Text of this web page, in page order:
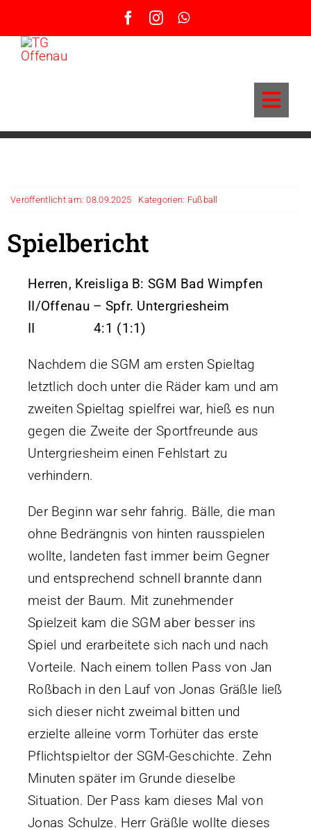
Inhalt
springen
News
BSA – Beachsport-Anlage
Anfahrt & Parken
Termine
Fotos / Videos
100 Jahre TGO
Beiträge
Geschichte
Trikot-Online-Shop
VB: Sponsoren & Partner
Datenschutzerklärung
Impressum
Veröffentlicht am: 08.09.2025 Kategorien: Fußball
Spielbericht
Herren, Kreisliga B: SGM Bad Wimpfen
II/Offenau – Spfr. Untergriesheim
II 4:1 (1:1)
Nachdem die SGM am ersten Spieltag
letztlich doch unter die Räder kam und am
zweiten Spieltag spielfrei war, hieß es nun
gegen die Zweite der Sportfreunde aus
Untergriesheim einen Fehlstart zu
verhindern.
Der Beginn war sehr fahrig. Bälle, die man
ohne Bedrängnis von hinten rausspielen
wollte, landeten fast immer beim Gegner
und entsprechend schnell brannte dann
meist der Baum. Mit zunehmender
Spielzeit kam die SGM aber besser ins
Spiel und erarbeitete sich nach und nach
Vorteile. Nach einem tollen Pass von Jan
Roßbach in den Lauf von Jonas Gräßle ließ
sich dieser nicht zweimal bitten und
erzielte alleine vorm Torhüter das erste
Pflichtspieltor der SGM-Geschichte. Zehn
Minuten später im Grunde dieselbe
Situation. Der Pass kam dieses Mal von
Jonas Schulze. Herr Gräßle wollte dieses